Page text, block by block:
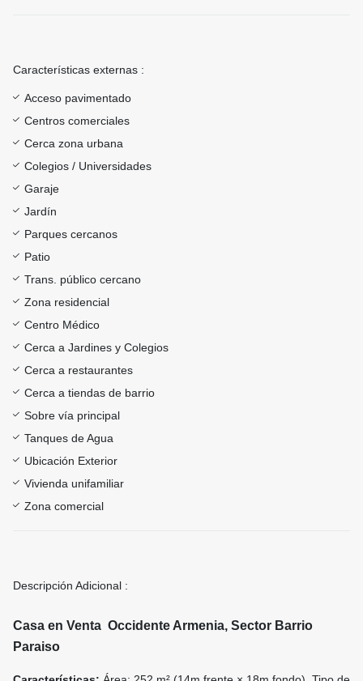
Características externas :
Acceso pavimentado
Centros comerciales
Cerca zona urbana
Colegios / Universidades
Garaje
Jardín
Parques cercanos
Patio
Trans. público cercano
Zona residencial
Centro Médico
Cerca a Jardines y Colegios
Cerca a restaurantes
Cerca a tiendas de barrio
Sobre vía principal
Tanques de Agua
Ubicación Exterior
Vivienda unifamiliar
Zona comercial
Descripción Adicional :
Casa en Venta Occidente Armenia, Sector Barrio
Paraiso